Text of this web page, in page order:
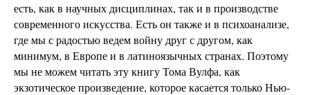
есть, как в научных дисциплинах, так и в производстве
современного искусства. Есть он также и в психоанализе,
где мы с радостью ведем войну друг с другом, как
минимум, в Европе и в латиноязычных странах. Поэтому
мы не можем читать эту книгу Тома Вулфа, как
экзотическое произведение, которое касается только Нью-